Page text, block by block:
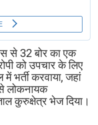
से 32 बोर का एक
को उपचार के लिए
भर्ती करवाया, जहां
लोकनायक
कुरुक्षेत्र भेज दिया।